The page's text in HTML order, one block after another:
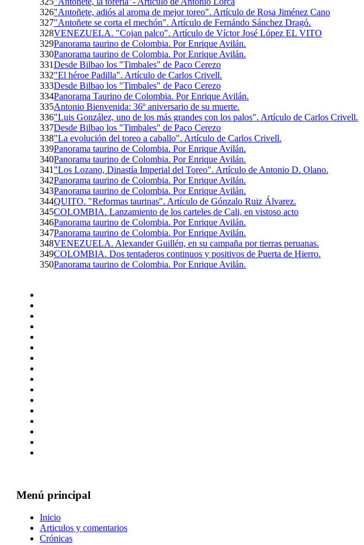
326"Antoñete, adiós al aroma de mejor toreo". Artículo de Rosa Jiménez Cano
327"Antoñete se corta el mechón". Artículo de Fernándo Sánchez Dragó.
328VENEZUELA. "Cojan palco". Artículo de Víctor José López EL VITO
329Panorama taurino de Colombia. Por Enrique Avilán.
330Panorama taurino de Colombia. Por Enrique Avilán.
331Desde Bilbao los "Timbales" de Paco Cerezo
332
"El héroe Padilla‏". Artículo de Carlos Crivell.
333Desde Bilbao los "Timbales" de Paco Cerezo
334Panorama Taurino de Colombia. Por Enrique Avilán.
335Antonio Bienvenida: 36º aniversario de su muerte.
336"Luis González, uno de los más grandes con los palos". Artículo de Carlos Crivell.
337Desde Bilbao los "Timbales" de Paco Cerezo
338"La evolución del toreo a caballo". Artículo de Carlos Crivell.
339Panorama taurino de Colombia. Por Enrique Avilán.
340Panorama taurino de Colombia. Por Enrique Avilán.
341 "Los Lozano, Dinastía Imperial del Toreo". Artículo de Antonio D. Olano.
342Panorama taurino de Colombia. Por Enrique Avilán.
343Panorama taurino de Colombia. Por Enrique Avilán.
344QUITO. "Reformas taurinas". Artículo de Gónzalo Ruiz Álvarez.
345COLOMBIA. Lanzamiento de los carteles de Cali, en vistoso acto
346Panorama taurino de Colombia. Por Enrique Avilán.
347Panorama taurino de Colombia. Por Enrique Avilán.
348VENEZUELA. Alexander Guillén, en su campaña por tierras peruanas.
349COLOMBIA. Dos tentaderos continuos y positivos de Puerta de Hierro.
350Panorama taurino de Colombia. Por Enrique Avilán.
Menú principal
Inicio
Articulos y comentarios
Crónicas